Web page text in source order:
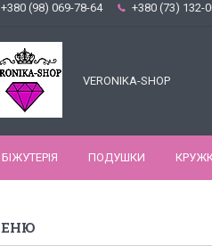
+380 (98) 069-78-64 +380 (73) 132-
VERONIKA-SHOP
БІЖУТЕРІЯ ПОДУШКИ